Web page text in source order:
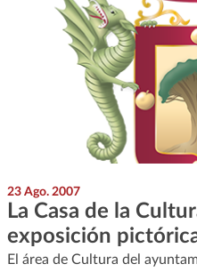
23 Ago. 2007
La Casa de la
exposición
El área de Cultura del